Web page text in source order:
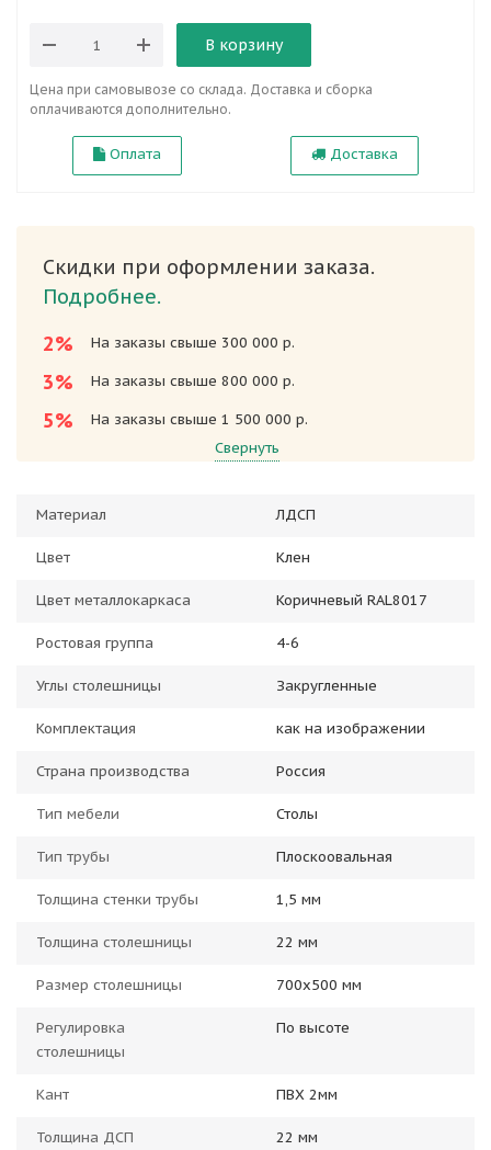
В корзину
Цена при самовывозе со склада. Доставка и сборка
оплачиваются дополнительно.
Оплата Доставка
Скидки при оформлении заказа.
Подробнее.
2%
На заказы свыше 300 000 р.
3% На заказы свыше 800 000 р.
5%
На заказы свыше 1 500 000 р.
Свернуть
Материал ЛДСП
Цвет Клен
Цвет металлокаркаса Коричневый RAL8017
Ростовая группа 4-6
Углы столешницы Закругленные
Комплектация как на изображении
Страна производства Россия
Тип мебели Столы
Тип трубы Плоскоовальная
Толщина стенки трубы 1,5 мм
Толщина столешницы 22 мм
Размер столешницы 700x500 мм
Регулировка
столешницы
По высоте
Кант ПВХ 2мм
Толщина ДСП 22 мм